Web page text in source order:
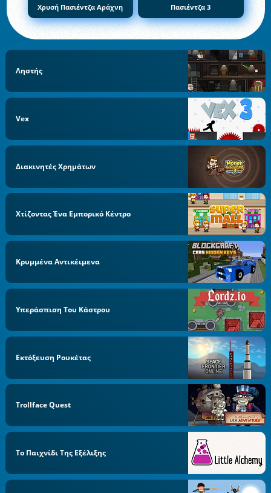
Χρυσή Πασιέντζα Αράχνη Πασιέντζα 3
Ληστής
Vex
Διακινητές Χρημάτων
Χτίζοντας Ένα Εμπορικό Κέντρο
Κρυμμένα Αντικέιμενα
Υπεράσπιση Του Κάστρου
Εκτόξευση Ρουκέτας
Trollface Quest
Το Παιχνίδι Της Εξέλιξης